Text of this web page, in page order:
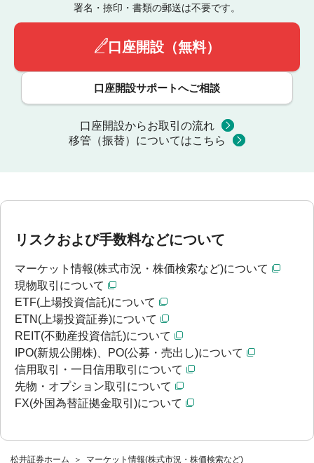
松井証券ホーム
マーケット情報(株式市況・株価検索など)
署名・捺印・書類の郵送は不要です。
口座開設（無料）
口座開設サポートへご相談
口座開設からお取引の流れ
移管（振替）についてはこちら
リスクおよび手数料などについて
マーケット情報(株式市況・株価検索など)について
現物取引について
ETF(上場投資信託)について
ETN(上場投資証券)について
REIT(不動産投資信託)について
IPO(新規公開株)、PO(公募・売出し)について
信用取引・一日信用取引について
先物・オプション取引について
FX(外国為替証拠金取引)について